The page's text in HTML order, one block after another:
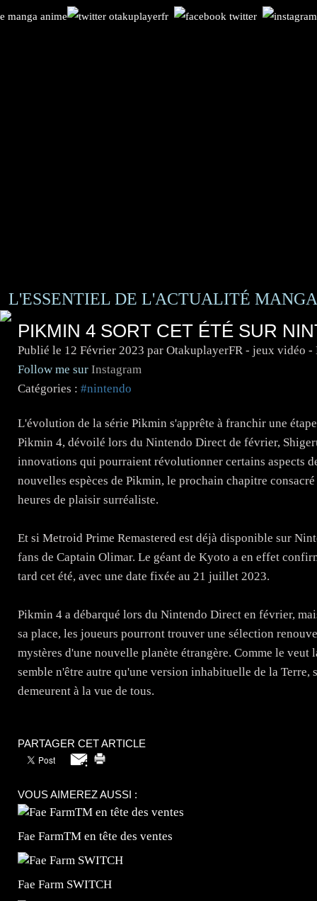
L'ESSENTIEL DE L'ACTUALITÉ
PIKMIN 4 SORT CET ÉTÉ SUR
Publié le 12 Février 2023 par OtakuplayerFR - jeux vidéo -
Follow me sur Instagram
Catégories : #nintendo
L'évolution de la série Pikmin s'apprête à franchir une
Pikmin 4, dévoilé lors du Nintendo Direct de février,
innovations qui pourraient révolutionner certains aspects
nouvelles espèces de Pikmin, le prochain chapitre
heures de plaisir surréaliste.
Et si Metroid Prime Remastered est déjà disponible sur
fans de Captain Olimar. Le géant de Kyoto a en effet
tard cet été, avec une date fixée au 21 juillet 2023.
Pikmin 4 a débarqué lors du Nintendo Direct en février,
sa place, les joueurs pourront trouver une sélection
mystères d'une nouvelle planète étrangère. Comme le
semble n'être autre qu'une version inhabituelle de la
demeurent à la vue de tous.
PARTAGER CET ARTICLE
VOUS AIMEREZ AUSSI :
Fae FarmTM en tête des ventes
Fae Farm SWITCH